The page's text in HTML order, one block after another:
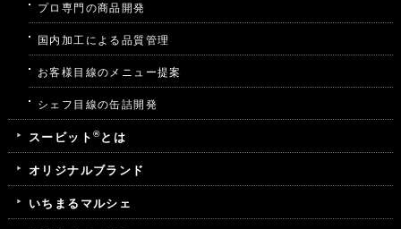
プロ専門の商品開発
国内加工による品質管理
お客様目線のメニュー提案
シェフ目線の缶詰開発
スービット ®とは
オリジナルブランド
いちまるマルシェ